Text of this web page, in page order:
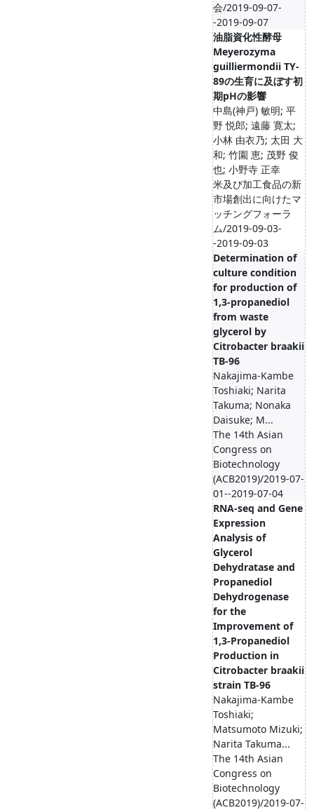
会/2019-09-07-
-2019-09-07
油脂資化性酵母
Meyerozyma
guilliermondii TY-
89の生育に及ぼす初
期pHの影響
中島(神戸) 敏明; 平
野 悦郎; 遠藤 寛太;
小林 由衣乃; 太田 大
和; 竹園 恵; 茂野 俊
也; 小野寺 正幸
米及び加工食品の新
市場創出に向けたマ
ッチングフォーラ
ム/2019-09-03-
-2019-09-03
Determination of
culture condition
for production of
1,3-propanediol
from waste
glycerol by
Citrobacter braakii
TB-96
Nakajima-Kambe
Toshiaki; Narita
Takuma; Nonaka
Daisuke; M...
The 14th Asian
Congress on
Biotechnology
(ACB2019)/2019-07-
01--2019-07-04
RNA-seq and Gene
Expression
Analysis of
Glycerol
Dehydratase and
Propanediol
Dehydrogenase
for the
Improvement of
1,3-Propanediol
Production in
Citrobacter braakii
strain TB-96
Nakajima-Kambe
Toshiaki;
Matsumoto Mizuki;
Narita Takuma...
The 14th Asian
Congress on
Biotechnology
(ACB2019)/2019-07-